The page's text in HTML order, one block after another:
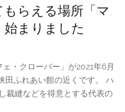
らえる場所「マ
まりました
・クローバー」が2021年6月
田ふれあい館の近くです。 ハ
裁縫などを得意とする代表の